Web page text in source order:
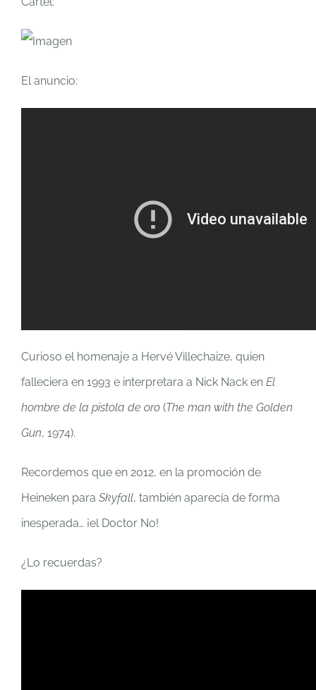
El anuncio:
Curioso el homenaje a Hervé Villechaize, quien
falleciera en 1993 e interpretara a Nick Nack en El
hombre de la pistola de oro (The man with the Golden
Gun, 1974).
Recordemos que en 2012, en la promoción de
Heineken para Skyfall, también aparecía de forma
inesperada… ¡el Doctor No!
¿Lo recuerdas?